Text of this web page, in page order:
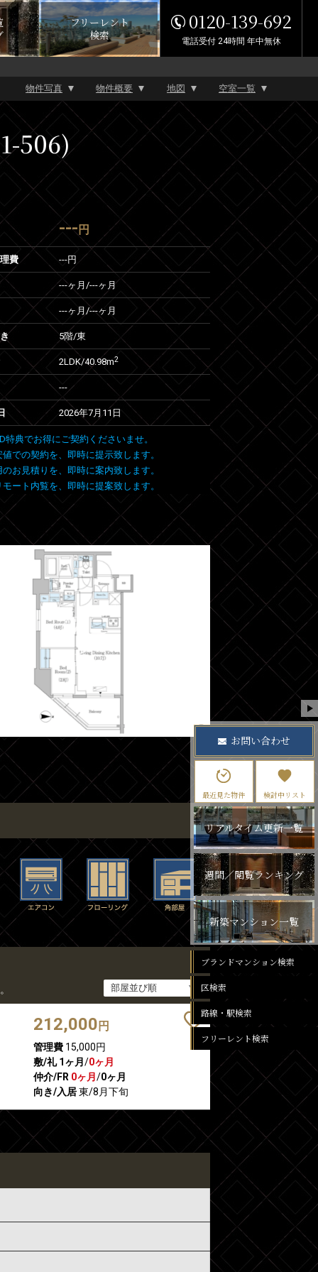
フリーレント
検索
0120-139-692
電話受付 24時間 年中無休
物件写真 物件概要 地図 空室一覧
506)
--- 円
費 ---円
---ヶ月 /---ヶ月
---ヶ月 /---ヶ月
5階/東
2LDK/40.98m2
---
2026年7月11日
特典でお得にご契約くださいませ。
での契約を、即時に提示致します。
お見積りを、即時に案内致します。
ート内覧を、即時に提案致します。
212,000 円
管理費15,000円
敷/礼 1ヶ月 /0ヶ月
仲介/FR 0ヶ月 /0ヶ月
向き/入居東/8月下旬
お問い合わせ
最近見た物件 検討中リスト
リアルタイム更新一覧
週間／閲覧ランキング
新築マンション一覧
ブランドマンション検索
区検索
路線・駅検索
フリーレント検索